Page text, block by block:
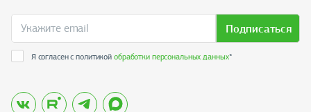
Подписаться
Я согласен с политикойобработки персональных данных*